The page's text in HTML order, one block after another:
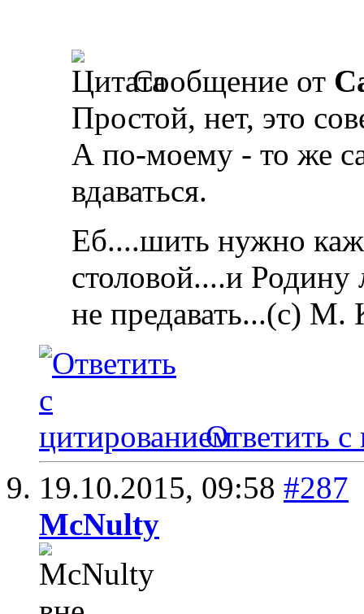
Сообщение от
Простой, нет, это
А по-моему - то же
вдаваться.
Еб....шить нужно
столовой....и
не предавать...(с) М.
Ответить с
19.10.2015, 09:58 #287
McNulty